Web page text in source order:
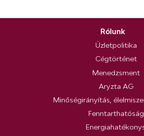
Rólunk
Üzletpolitika
Cégtörténet
Menedzsment
Aryzta AG
Minőségirányítás,
Fenntarthatóság